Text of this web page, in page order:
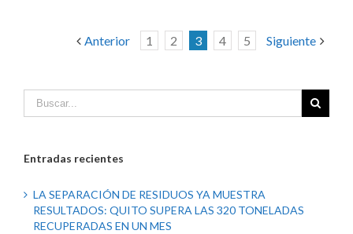
Anterior 1 2 3 4 5 Siguiente
Entradas recientes
LA SEPARACIÓN DE RESIDUOS YA MUESTRA
RESULTADOS: QUITO SUPERA LAS 320 TONELADAS
RECUPERADAS EN UN MES